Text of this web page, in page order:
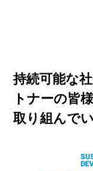
持続可能な
トナーの皆
取り組んでい